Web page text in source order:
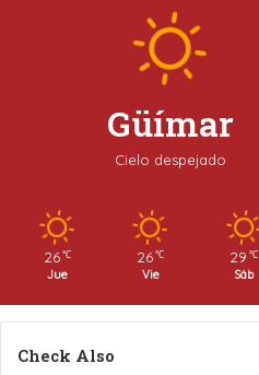
Güímar
Cielo despejado
26 ℃
Jue
26 ℃
Vie
29 ℃
Sáb
Check Also